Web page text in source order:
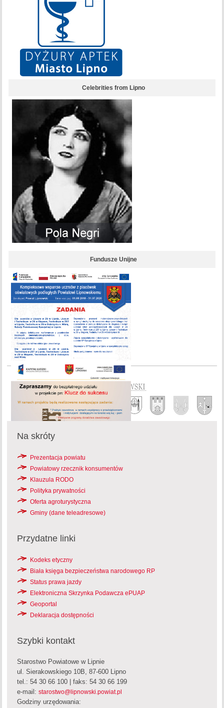
Celebrities from Lipno
Fundusze Unijne
Na skróty
Prezentacja powiatu
Powiatowy rzecznik konsumentów
Klauzula RODO
Polityka prywatności
Oferta agroturystyczna
Gminy (dane teleadresowe)
Przydatne linki
Kodeks etyczny
Biała księga bezpieczeństwa narodowego RP
Status prawa jazdy
Elektroniczna Skrzynka Podawcza ePUAP
Geoportal
Deklaracja dostępności
Szybki kontakt
Starostwo Powiatowe w Lipnie
ul. Sierakowskiego 10B, 87-600 Lipno
tel.: 54 30 66 100 | faks: 54 30 66 199
e-mail:starostwo@lipnowski.powiat.pl
Godziny urzędowania: